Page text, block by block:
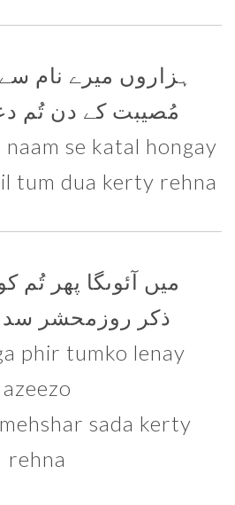
ہزاروں میرے نام
مُصیبت کے دن تُم
se katal hongay
tum dua kerty rehna
میں آئوںگا پھر تُم
ذکر روزمحشر سدا
phir tumko lenay
azeezo
sada kerty
rehna